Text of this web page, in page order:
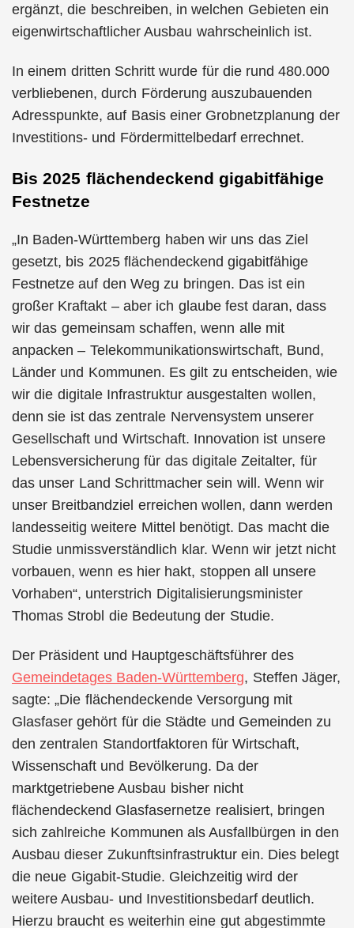
ergänzt, die beschreiben, in welchen Gebieten ein
eigenwirtschaftlicher Ausbau wahrscheinlich ist.
In einem dritten Schritt wurde für die rund 480.000
verbliebenen, durch Förderung auszubauenden
Adresspunkte, auf Basis einer Grobnetzplanung der
Investitions- und Fördermittelbedarf errechnet.
Bis 2025 flächendeckend gigabitfähige
Festnetze
„In Baden-Württemberg haben wir uns das Ziel
gesetzt, bis 2025 flächendeckend gigabitfähige
Festnetze auf den Weg zu bringen. Das ist ein
großer Kraftakt – aber ich glaube fest daran, dass
wir das gemeinsam schaffen, wenn alle mit
anpacken – Telekommunikationswirtschaft, Bund,
Länder und Kommunen. Es gilt zu entscheiden, wie
wir die digitale Infrastruktur ausgestalten wollen,
denn sie ist das zentrale Nervensystem unserer
Gesellschaft und Wirtschaft. Innovation ist unsere
Lebensversicherung für das digitale Zeitalter, für
das unser Land Schrittmacher sein will. Wenn wir
unser Breitbandziel erreichen wollen, dann werden
landesseitig weitere Mittel benötigt. Das macht die
Studie unmissverständlich klar. Wenn wir jetzt nicht
vorbauen, wenn es hier hakt, stoppen all unsere
Vorhaben“, unterstrich Digitalisierungsminister
Thomas Strobl die Bedeutung der Studie.
Der Präsident und Hauptgeschäftsführer des
Gemeindetages Baden-Württemberg, Steffen Jäger,
sagte: „Die flächendeckende Versorgung mit
Glasfaser gehört für die Städte und Gemeinden zu
den zentralen Standortfaktoren für Wirtschaft,
Wissenschaft und Bevölkerung. Da der
marktgetriebene Ausbau bisher nicht
flächendeckend Glasfasernetze realisiert, bringen
sich zahlreiche Kommunen als Ausfallbürgen in den
Ausbau dieser Zukunftsinfrastruktur ein. Dies belegt
die neue Gigabit-Studie. Gleichzeitig wird der
weitere Ausbau- und Investitionsbedarf deutlich.
Hierzu braucht es weiterhin eine gut abgestimmte